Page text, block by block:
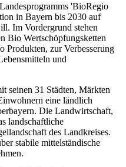
'BioRegio
in Bayern bis 2030 auf
Im Vordergrund stehen
Bio Wertschöpfungsketten
Produkten, zur Verbesserung
und
seinen 31 Städten, Märkten
eine ländlich
Die Landwirtschaft,
landschaftliche
des Landkreises.
stabile mittelständische